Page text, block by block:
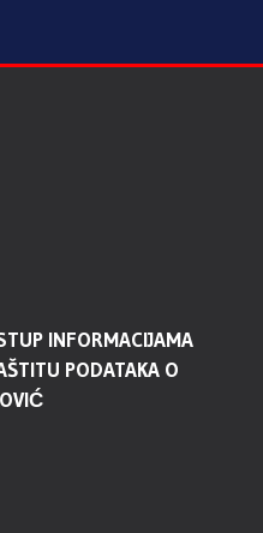
INFORMACIJAMA
PODATAKA O